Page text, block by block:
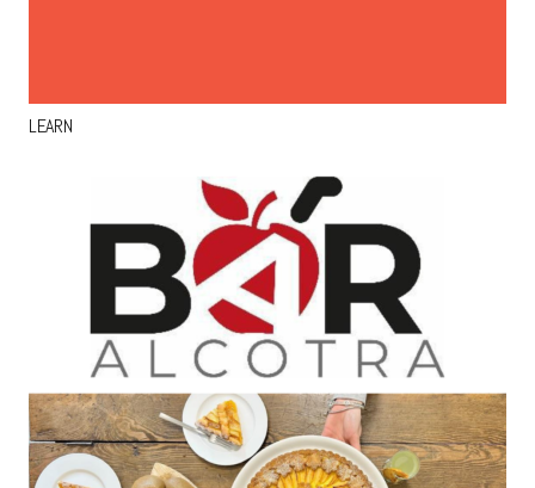
LEARN